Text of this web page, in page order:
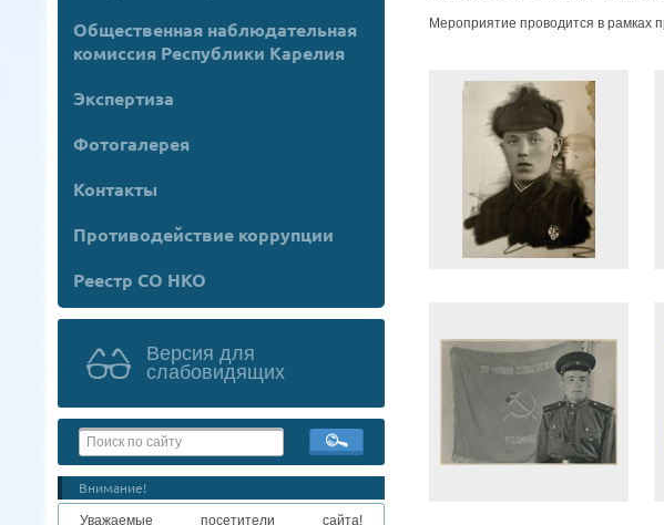
Общественная наблюдательная
комиссия Республики Карелия
Экспертиза
Фотогалерея
Контакты
Противодействие коррупции
Реестр СО НКО
Версия для
слабовидящих
Внимание!
Уважаемые посетители сайта!
Мероприятие проводится в рамках